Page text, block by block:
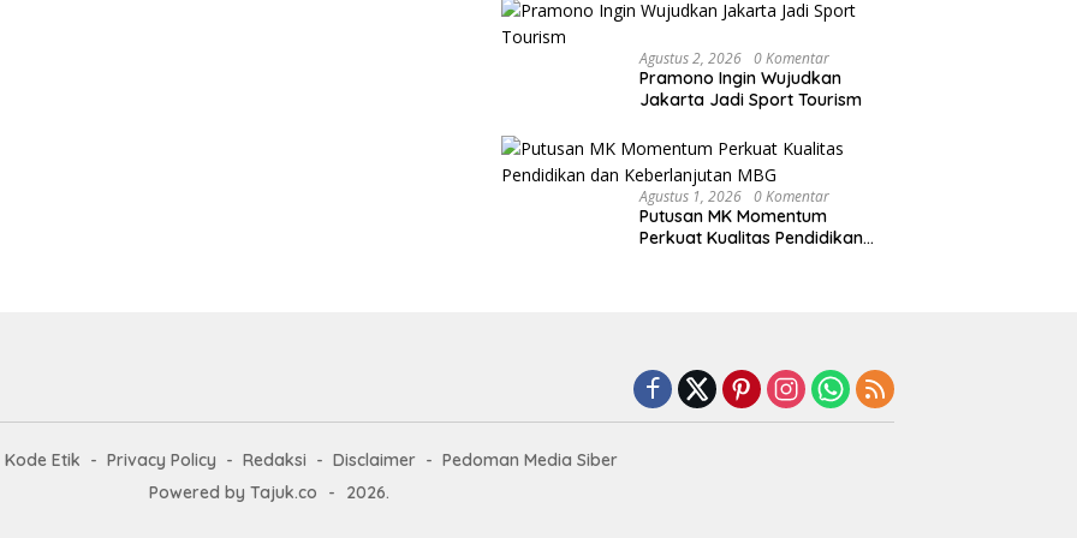
Agustus 2, 2026 0 Komentar
Pramono Ingin Wujudkan
Jakarta Jadi Sport Tourism
Agustus 1, 2026 0 Komentar
Putusan MK Momentum
Perkuat Kualitas Pendidikan
Kode Etik Privacy Policy Redaksi Disclaimer
Pedoman Media Siber
Powered by Tajuk.co
- 2026.